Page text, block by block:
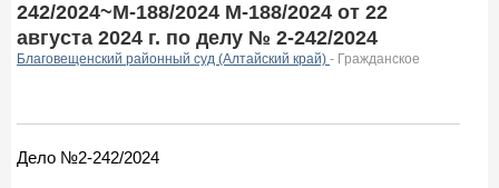
242/2024~М-188/2024 М-188/2024 от 22
августа 2024 г. по делу № 2-242/2024
Благовещенский районный суд (Алтайский край) - Гражданское
Дело №2-242/2024